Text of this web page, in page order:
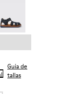
Guía de
tallas